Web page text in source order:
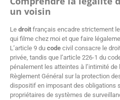
un voisin
Le droit français encadre strictement
qui filme chez moi et que faire
L’article 9 du code civil consacre le
privée, tandis que l’article 226-1 du
pénalement les atteintes à l’intimité de
Règlement Général sur la protection
dispositif en imposant des obligations
propriétaires de systèmes de